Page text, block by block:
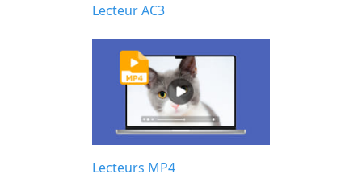
Lecteur AC3
Lecteurs MP4